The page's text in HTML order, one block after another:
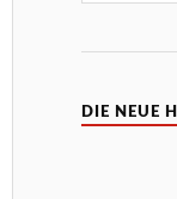
DIE NEUE